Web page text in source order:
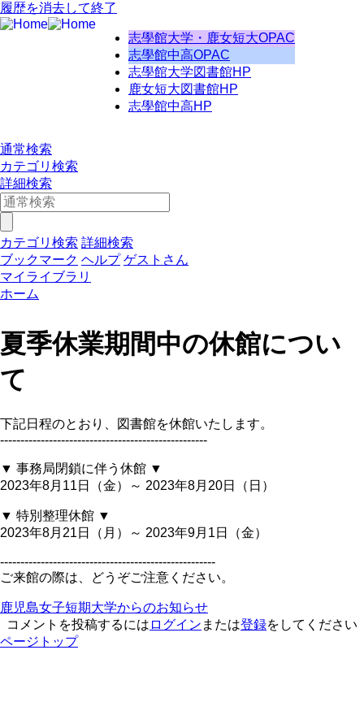
履歴を消去して終了
志學館大学・鹿女短大OPAC
志學館中高OPAC
志學館大学図書館HP
鹿女短大図書館HP
志學館中高HP
通常検索
カテゴリ検索
詳細検索
カテゴリ検索 詳細検索
ブックマーク ヘルプ ゲストさん
マイライブラリ
ホーム
夏季休業期間中の休館につい
て
下記日程のとおり、図書館を休館いたします。
---------------------------------------------------
▼ 事務局閉鎖に伴う休館 ▼
2023年8月11日（金）～ 2023年8月20日（日）
▼ 特別整理休館 ▼
2023年8月21日（月）～ 2023年9月1日（金）
-----------------------------------------------------
ご来館の際は、どうぞご注意ください。
鹿児島女子短期大学からのお知らせ
コメントを投稿するには ログイン または登録をしてください
ページトップ